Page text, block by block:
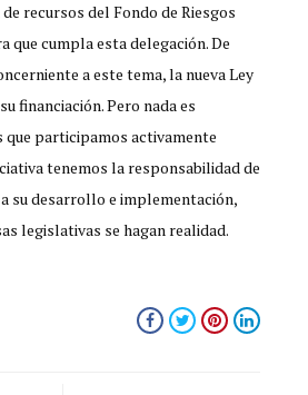
recursos del Fondo de Riesgos
que cumpla esta delegación. De
a este tema, la nueva Ley
financiación. Pero nada es
participamos activamente
tenemos la responsabilidad de
su desarrollo e implementación,
legislativas se hagan realidad.